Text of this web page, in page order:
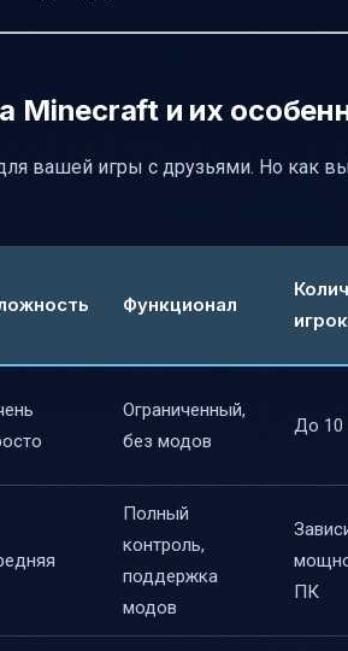
Minecraft и их
вашей игры с друзьями. Но как
Функционал
Ограниченный,
без модов
До 10
Полный
контроль,
поддержка
модов
ПК